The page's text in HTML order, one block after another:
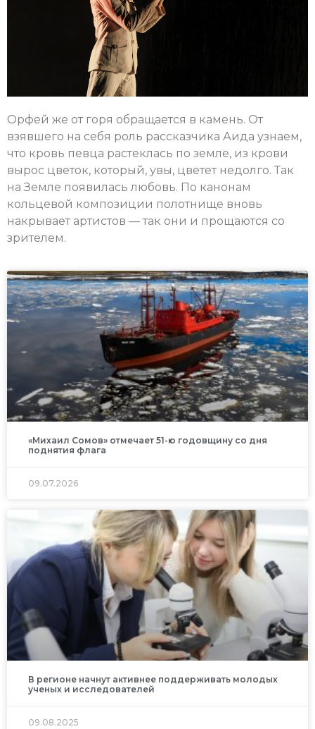
Орфей же от горя обращается в камень. От
взявшего на себя роль рассказчика Аида узнаем,
что кровь певца растеклась по земле, из крови
вырос цветок, который, увы, цветет недолго. Так
на Земле появилась любовь. По канонам
кольцевой композиции полотнище вновь
накрывает артистов — так они и прощаются со
зрителем.
«Михаил Сомов» отмечает 51-ю годовщину со дня
поднятия флага
09.07.2026
В регионе начнут активнее поддерживать молодых
ученых и исследователей
09.08.2025